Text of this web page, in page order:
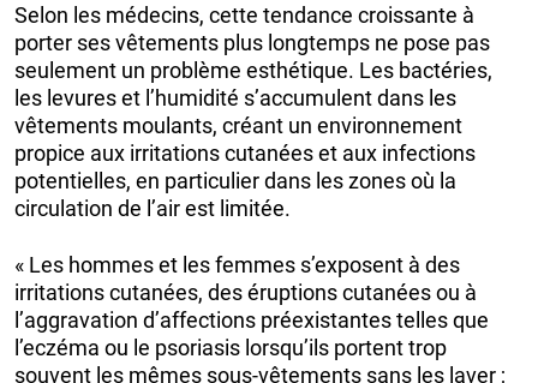
Selon les médecins, cette tendance croissante à
porter ses vêtements plus longtemps ne pose pas
seulement un problème esthétique. Les bactéries,
les levures et l’humidité s’accumulent dans les
vêtements moulants, créant un environnement
propice aux irritations cutanées et aux infections
potentielles, en particulier dans les zones où la
circulation de l’air est limitée.
« Les hommes et les femmes s’exposent à des
irritations cutanées, des éruptions cutanées ou à
l’aggravation d’affections préexistantes telles que
l’eczéma ou le psoriasis lorsqu’ils portent trop
souvent les mêmes sous-vêtements sans les laver ;